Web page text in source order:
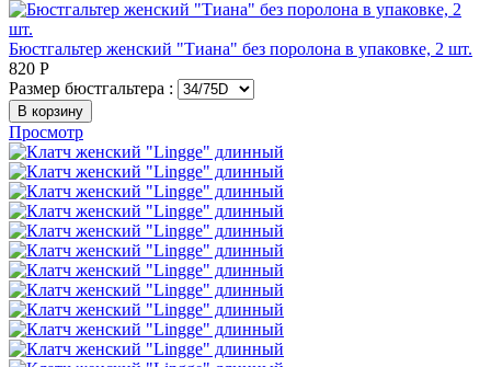
Бюстгальтер женский "Тиана" без поролона в упаковке, 2 шт.
820 Р
Размер бюстгальтера :
В корзину
Просмотр